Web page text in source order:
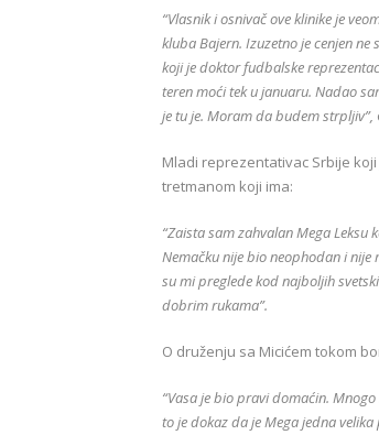
“Vlasnik i osnivač ove klinike je
kluba Bajern. Izuzetno je cenjen ne
koji je doktor fudbalske
teren moći tek u januaru. Nadao
je tu je. Moram da budem strpljiv”,
Mladi reprezentativac Srbije
tretmanom koji ima:
“Zaista sam zahvalan Mega
Nemačku nije bio neophodan i
su mi preglede kod najboljih
dobrim rukama”.
O druženju sa Micićem tokom
“Vasa je bio pravi domaćin.
to je dokaz da je Mega jedna